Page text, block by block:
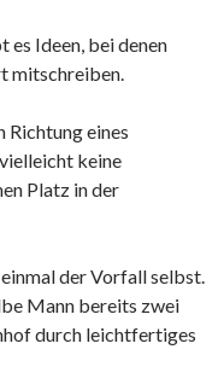
es Ideen, bei denen
mitschreiben.
Richtung eines
keine
Platz in der
der Vorfall selbst.
Mann bereits zwei
durch leichtfertiges